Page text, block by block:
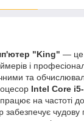
"King" — це
і
та
Intel Core
на частоті
чудову